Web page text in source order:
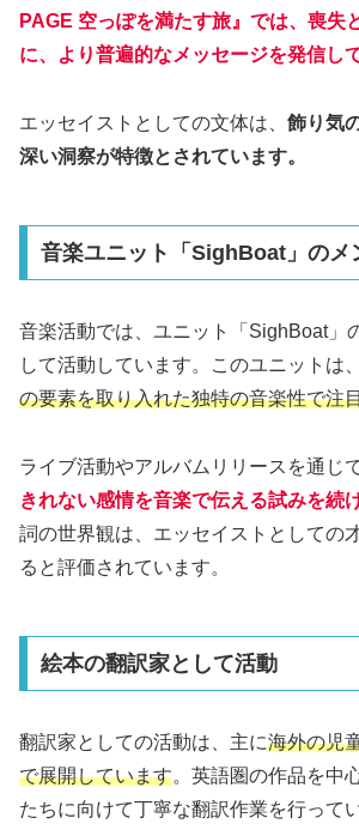
PAGE 空っぽを満たす旅』では、喪失
に、より普遍的なメッセージを発信し
エッセイストとしての文体は、 飾り気
深い洞察が特徴とされています。
音楽ユニット「SighBoat」のメ
音楽活動では、ユニット「SighBoat」
して活動しています。このユニットは、
の要素を取り入れた独特の音楽性で注
ライブ活動やアルバムリリースを通じて
きれない感情を音楽で伝える試みを続
詞の世界観は、エッセイストとしての
ると評価されています。
絵本の翻訳家として活動
翻訳家としての活動は、主に海外の児
で展開しています。英語圏の作品を中
たちに向けて丁寧な翻訳作業を行って